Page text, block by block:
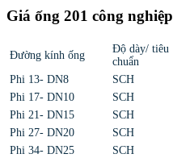
Giá ống 201 công nghiệp
Đường kính ống
Độ dày/ tiêu
chuẩn
Phi 13- DN8
SCH
Phi 17- DN10
SCH
Phi 21- DN15
SCH
Phi 27- DN20
SCH
Phi 34- DN25
SCH